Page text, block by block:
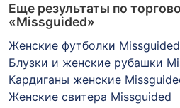
Еще результаты по
«Missguided»
Женские футболки Missguided
Блузки и женские рубашки
Кардиганы женские
Женские свитера Missguided